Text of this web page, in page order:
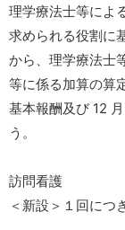
理学療法士等によ
求められる役割に
から、理学療法士
等に係る加算の算
基本報酬及び 12
う。
訪問看護
＜新設＞１回につ